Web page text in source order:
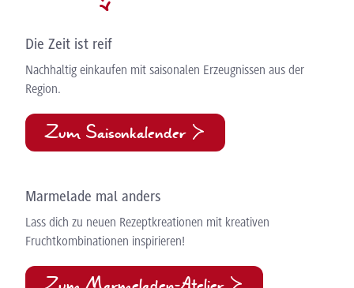
Die Zeit ist reif
Nachhaltig einkaufen mit saisonalen Erzeugnissen aus der
Region.
Zum Saisonkalender
Marmelade mal anders
Lass dich zu neuen Rezeptkreationen mit kreativen
Fruchtkombinationen inspirieren!